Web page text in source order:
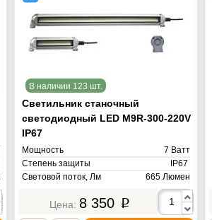
В наличии 123 шт.
Светильник станочный
светодиодный LED M9R-300-220V
IP67
Мощность
7 Ватт
Степень защиты
IP67
Световой поток, Лм
665 Люмен
6000K Кельвин
Напряжение питания
AC ~220V Вольт
8 350 p